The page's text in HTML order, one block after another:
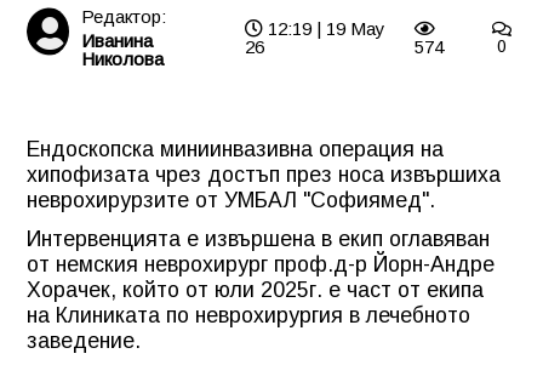
Редактор:
Иванина
Николова
12:19 | 19 May
26
574 0
Ендоскопска миниинвазивна операция на
хипофизата чрез достъп през носа извършиха
неврохирурзите от УМБАЛ "Софиямед".
Интервенцията e извършена в екип оглавяван
от немския неврохирург проф.д-р Йорн-Андре
Хорачек, който от юли 2025г. е част от екипа
на Клиниката по неврохирургия в лечебното
заведение.